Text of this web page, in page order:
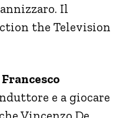
Il
the Television
e a giocare